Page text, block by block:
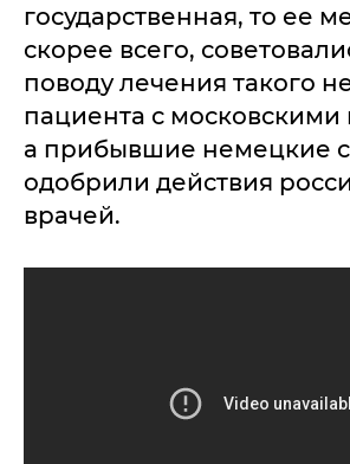
государственная, то ее
скорее всего,
поводу лечения такого
пациента с московскими
а прибывшие немецкие
одобрили действия
врачей.